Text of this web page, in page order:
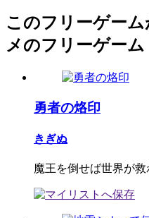
このフリーゲー
メのフリーゲーム
勇者の烙印
きぎぬ
魔王を倒せば世界が